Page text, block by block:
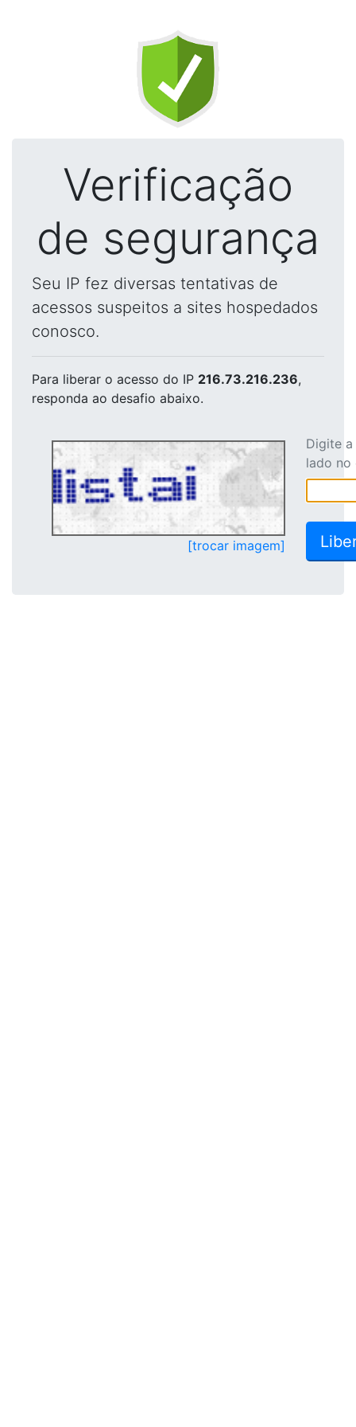
Verificação
de segurança
Seu IP fez diversas tentativas de
acessos suspeitos a sites hospedados
conosco.
Para liberar o acesso do IP 216.73.216.236,
responda ao desafio abaixo.
[trocar imagem]
Digite
lado no